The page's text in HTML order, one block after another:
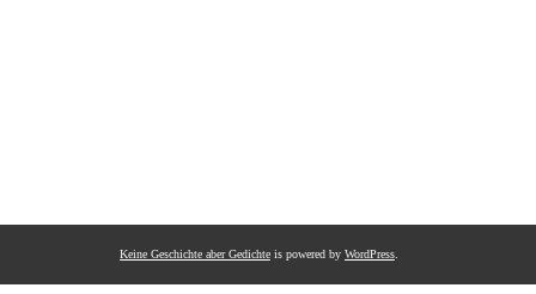
Keine Geschichte aber Gedichte is powered by WordPress